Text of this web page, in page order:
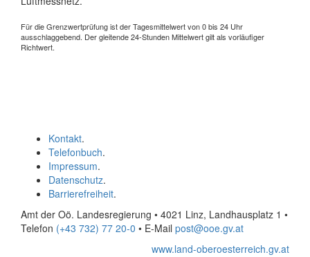
Für die Grenzwertprüfung ist der Tagesmittelwert von 0 bis 24 Uhr
ausschlaggebend. Der gleitende 24-Stunden Mittelwert gilt als vorläufiger
Richtwert.
Kontakt.
Telefonbuch.
Impressum.
Datenschutz.
Barrierefreiheit.
Amt der Oö. Landesregierung • 4021 Linz, Landhausplatz 1 •
Telefon (+43 732) 77 20-0 • E-Mail post@ooe.gv.at
www.land-oberoesterreich.gv.at